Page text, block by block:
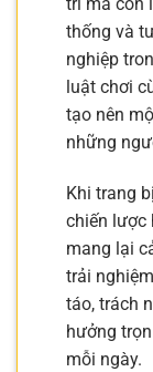
thống và
nghiệp
luật chơi
tạo nên
những
Khi trang
chiến lược
mang lại
trải
táo, trách
hưởng
mỗi ngày.